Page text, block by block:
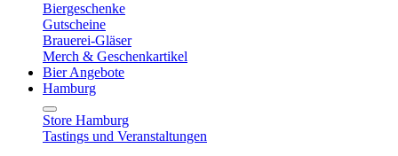
Biergeschenke
Gutscheine
Brauerei-Gläser
Merch & Geschenkartikel
Bier Angebote
Hamburg
Store Hamburg
Tastings und Veranstaltungen